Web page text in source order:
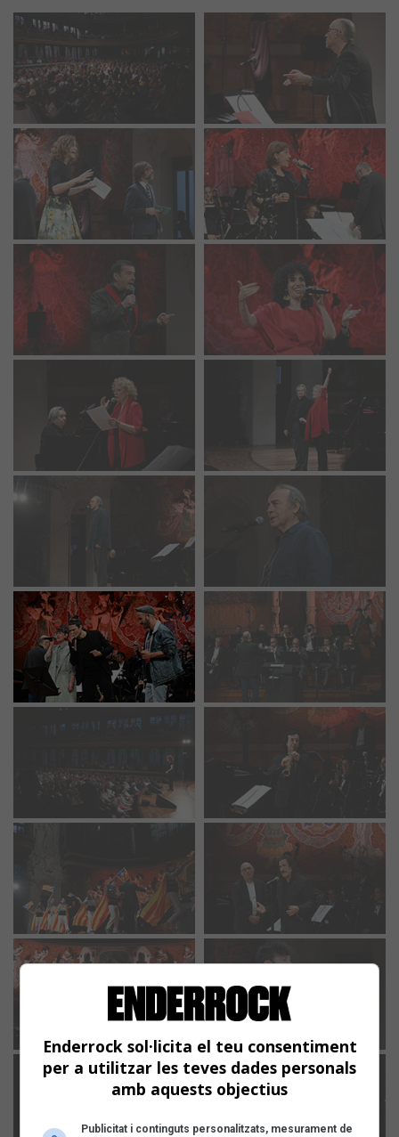
Enderrock sol·licita el teu consentiment
per a utilitzar les teves dades personals
amb aquests objectius
Publicitat i continguts personalitzats, mesurament de